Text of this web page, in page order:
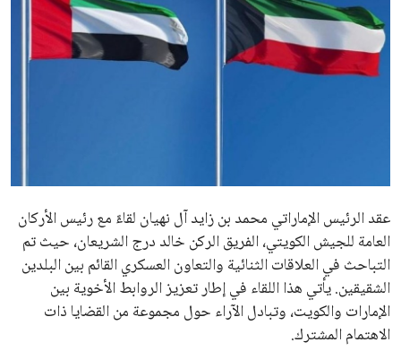
اخبار الرياضة
منوعات
المرأة والجمال
حوادث
محافظات
عقد الرئيس الإماراتي محمد بن زايد آل نهيان لقاءً مع رئيس الأركان
العامة للجيش الكويتي، الفريق الركن خالد درج الشريعان، حيث تم
التباحث في العلاقات الثنائية والتعاون العسكري القائم بين البلدين
الشقيقين. يأتي هذا اللقاء في إطار تعزيز الروابط الأخوية بين
الإمارات والكويت، وتبادل الآراء حول مجموعة من القضايا ذات
الاهتمام المشترك.